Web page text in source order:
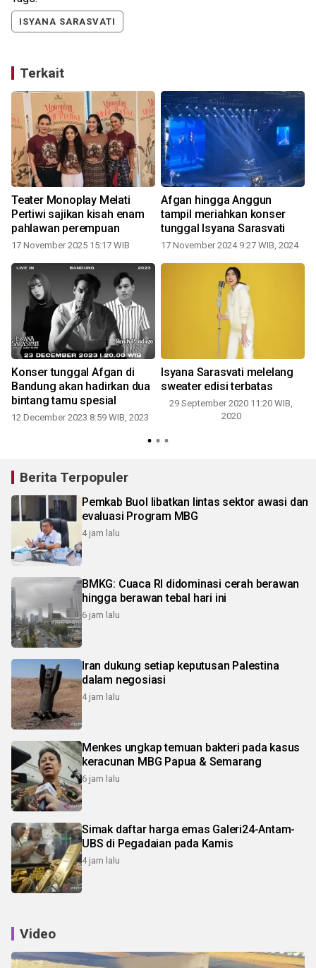
ISYANA SARASVATI
Terkait
Teater Monoplay Melati
Pertiwi sajikan kisah enam
pahlawan perempuan
17 November 2025 15:17 WIB
Afgan hingga Anggun
tampil meriahkan konser
tunggal Isyana Sarasvati
17 November 2024 9:27 WIB, 2024
Konser tunggal Afgan di
Bandung akan hadirkan dua
bintang tamu spesial
12 December 2023 8:59 WIB, 2023
Isyana Sarasvati melelang
sweater edisi terbatas
29 September 2020 11:20 WIB,
2020
Berita Terpopuler
Pemkab Buol libatkan lintas sektor awasi dan
evaluasi Program MBG
4 jam lalu
BMKG: Cuaca RI didominasi cerah berawan
hingga berawan tebal hari ini
6 jam lalu
Iran dukung setiap keputusan Palestina
dalam negosiasi
4 jam lalu
Menkes ungkap temuan bakteri pada kasus
keracunan MBG Papua & Semarang
6 jam lalu
Simak daftar harga emas Galeri24-Antam-
UBS di Pegadaian pada Kamis
4 jam lalu
Video